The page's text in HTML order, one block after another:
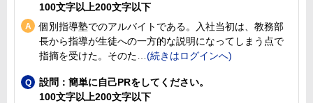
100文字以上200文字以下
個別指導塾でのアルバイトである。入社当初は、教務部
長から指導が生徒への一方的な説明になってしまう点で
指摘を受けた。そのた
設問：簡単に自己PRをしてください。
100文字以上200文字以下